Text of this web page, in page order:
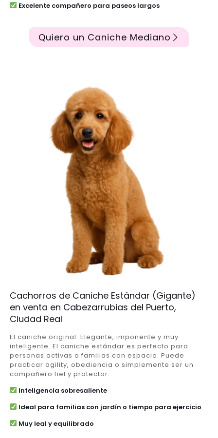
Excelente compañero para paseos largos
Quiero un Caniche Mediano
Cachorros de Caniche Estándar (Gigante)
en venta en Cabezarrubias del Puerto,
Ciudad Real
El caniche original. Elegante, imponente y muy
inteligente. El caniche estándar es perfecto para
personas activas o familias con espacio. Puede
practicar agility, obediencia o simplemente ser un
compañero fiel y protector.
Inteligencia sobresaliente
Ideal para familias con jardín o tiempo para ejercicio
Muy leal y equilibrado